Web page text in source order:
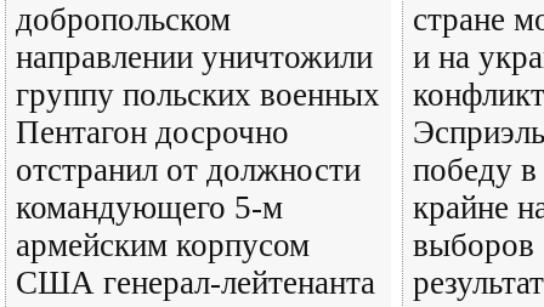
добропольском
направлении уничтожили
группу польских военных
Пентагон досрочно
отстранил от должности
командующего 5-м
армейским корпусом
США генерал-лейтенанта
стране
и на
победу
крайне
выборов